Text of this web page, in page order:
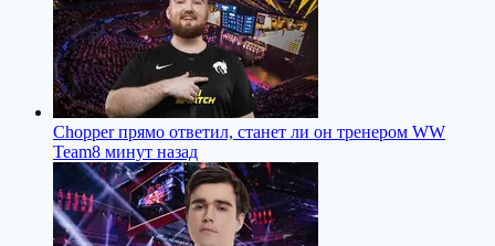
Chopper прямо ответил, станет ли он тренером WW
Team8 минут назад